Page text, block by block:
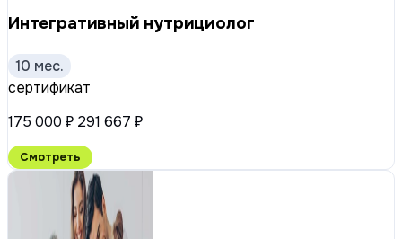
Интегративный нутрициолог
10 мес.
сертификат
175 000 ₽ 291 667 ₽
Смотреть